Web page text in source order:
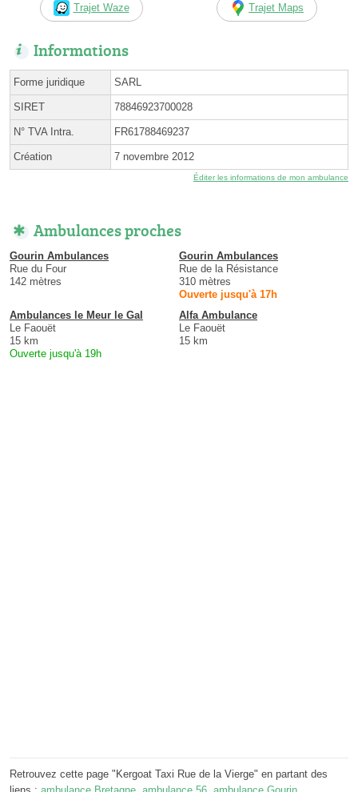
Trajet Waze Trajet Maps
Informations
Forme juridique SARL
SIRET 78846923700028
N° TVA Intra. FR61788469237
Création 7 novembre 2012
Éditer les informations de mon ambulance
Ambulances proches
Gourin Ambulances
Rue du Four
142 mètres
Gourin Ambulances
Rue de la Résistance
310 mètres
Ouverte jusqu'à 17h
Ambulances le Meur le Gal
Le Faouët
15 km
Ouverte jusqu'à 19h
Alfa Ambulance
Le Faouët
15 km
Retrouvez cette page "Kergoat Taxi Rue de la Vierge" en partant des